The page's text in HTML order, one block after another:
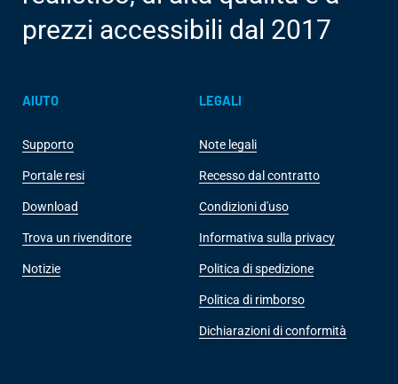
prezzi accessibili dal 2017
AIUTO
Supporto
Portale resi
Download
Trova un rivenditore
Notizie
LEGALI
Note legali
Recesso dal contratto
Condizioni d'uso
Informativa sulla privacy
Politica di spedizione
Politica di rimborso
Dichiarazioni di conformità